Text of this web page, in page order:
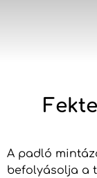
A padló
befolyásolja a